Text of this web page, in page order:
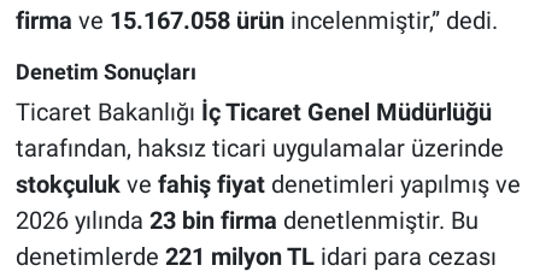
firma ve 15.167.058 ürünincelenmiştir,” dedi.
Denetim Sonuçları
Ticaret Bakanlığı İç Ticaret Genel Müdürlüğü
tarafından, haksız ticari uygulamalar üzerinde
stokçulukve fahiş fiyatdenetimleri yapılmış ve
2026 yılında 23 bin firma denetlenmiştir. Bu
denetimlerde 221 milyon TLidari para cezası